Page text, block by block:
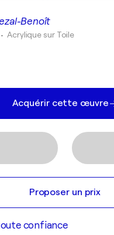
Benoît
•Acrylique sur Toile
Acquérir cette œuvre
Proposer un prix
confiance